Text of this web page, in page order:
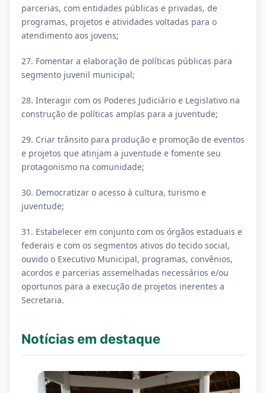
parcerias, com entidades públicas e privadas, de
programas, projetos e atividades voltadas para o
atendimento aos jovens;
27. Fomentar a elaboração de políticas públicas para
segmento juvenil municipal;
28. Interagir com os Poderes Judiciário e Legislativo na
construção de políticas amplas para a juventude;
29. Criar trânsito para produção e promoção de eventos
e projetos que atinjam a juventude e fomente seu
protagonismo na comunidade;
30. Democratizar o acesso à cultura, turismo e
juventude;
31. Estabelecer em conjunto com os órgãos estaduais e
federais e com os segmentos ativos do tecido social,
ouvido o Executivo Municipal, programas, convênios,
acordos e parcerias assemelhadas necessários e/ou
oportunos para a execução de projetos inerentes a
Secretaria.
Notícias em destaque